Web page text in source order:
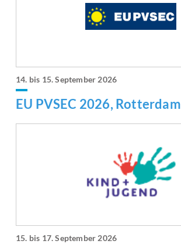
14. bis 15. September 2026
EU PVSEC 2026, Rotterdam
15. bis 17. September 2026